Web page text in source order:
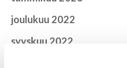
joulukuu 2022
syyskuu 2022